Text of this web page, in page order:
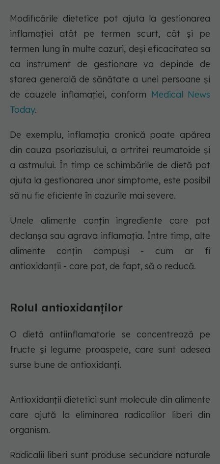
Modificările dietetice pot ajuta la gestionarea
inflamației atât pe termen scurt, cât și pe
termen lung în multe cazuri, deși eficacitatea sa
ca instrument de gestionare va depinde de
starea generală de sănătate a unei persoane și
de cauzele inflamației, conform Medical News
Today.
De exemplu, inflamația cronică poate apărea
din cauza psoriazisului, a artritei reumatoide și
a astmului. În timp ce schimbările de dietă pot
ajuta la gestionarea unor simptome, este posibil
să nu fie eficiente în cazurile mai severe.
Unele alimente conțin ingrediente care pot
declanșa sau agrava inflamația. Între timp, alte
alimente conțin compuși - cum ar fi
antioxidanții - care pot, de fapt, să o reducă.
Rolul antioxidanților
O dietă antiinflamatorie se concentrează pe
fructe și legume proaspete, care sunt adesea
surse bune de antioxidanți.
Antioxidanții dietetici sunt molecule din alimente
care ajută la eliminarea radicalilor liberi din
organism.
Radicalii liberi sunt produse secundare naturale